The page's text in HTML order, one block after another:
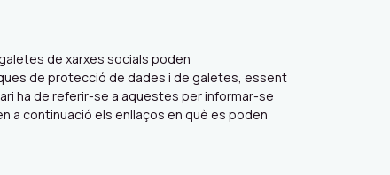
de xarxes socials poden
de protecció de dades i de galetes, essent
ha de referir-se a aquestes per informar-se
a continuació els enllaços en què es poden